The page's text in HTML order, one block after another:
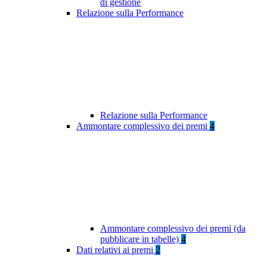
di gestione
Relazione sulla Performance
Relazione sulla Performance
Ammontare complessivo dei premi 4
Ammontare complessivo dei premi (da
pubblicare in tabelle) 4
Dati relativi ai premi 2